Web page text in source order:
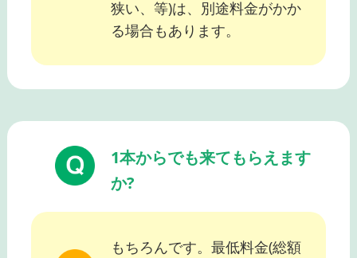
狭い、等)は、別途料金がかか
る場合もあります。
1本からでも来てもらえます
か?
もちろんです。最低料金(総額